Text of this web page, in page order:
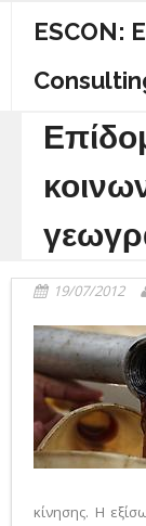
ESCON:
ΠΟΙΟΙ ΕΙΜΑΣΤΕ
ΚΕΝΤΡΙΚΗ
ΕΝΕΡΓΕΙΑΚΟΣ
ΥΠΗΡΕΣΙΕΣ
ΕΠΙΚΟΙΝΩΝΙΑ
19/07/2012
κίνησης. Η